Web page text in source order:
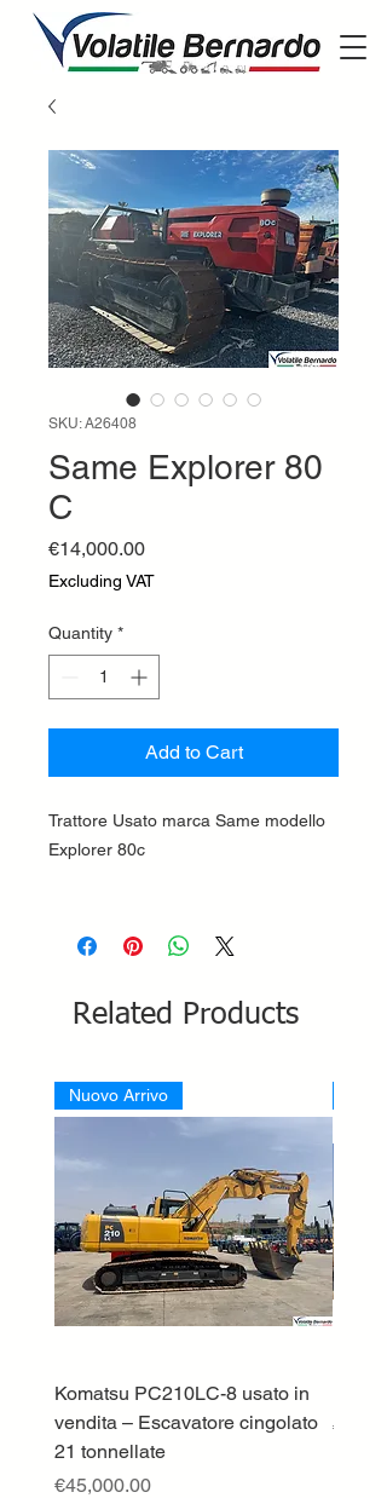
SKU: A26408
Same Explorer 80
C
€14,000.00Price
Excluding VAT
Quantity *
Add to Cart
Trattore Usato marca Same modello
Explorer 80c
Related Products
Nuovo Arrivo
Komatsu PC210LC-8 usato in
vendita – Escavatore cingolato
21 tonnellate
Price
€45,000.00
Price